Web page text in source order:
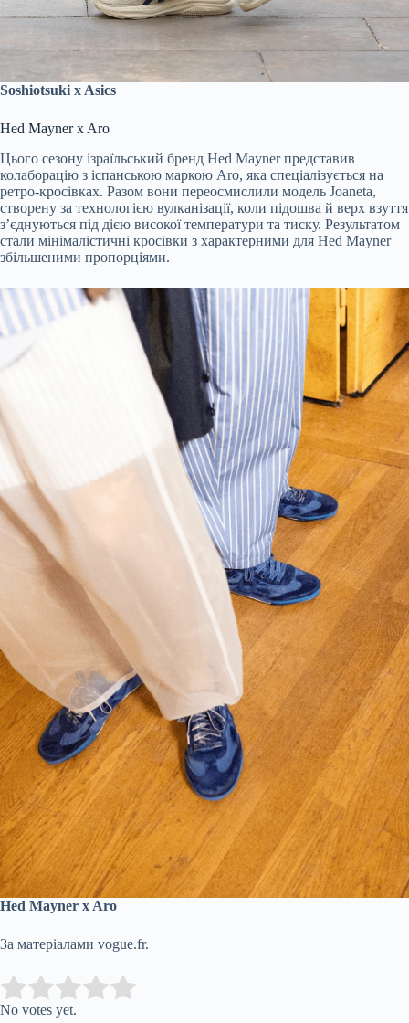
Soshiotsuki x Asics
Hed Mayner x Aro
Цього сезону ізраїльський бренд Hed Mayner представив
колаборацію з іспанською маркою Aro, яка спеціалізується на
ретро-кросівках. Разом вони переосмислили модель Joaneta,
створену за технологією вулканізації, коли підошва й верх взуття
з’єднуються під дією високої температури та тиску. Результатом
стали мінімалістичні кросівки з характерними для Hed Mayner
збільшеними пропорціями.
Hed Mayner x Aro
За матеріалами vogue.fr.
Rate this item:
No votes yet.